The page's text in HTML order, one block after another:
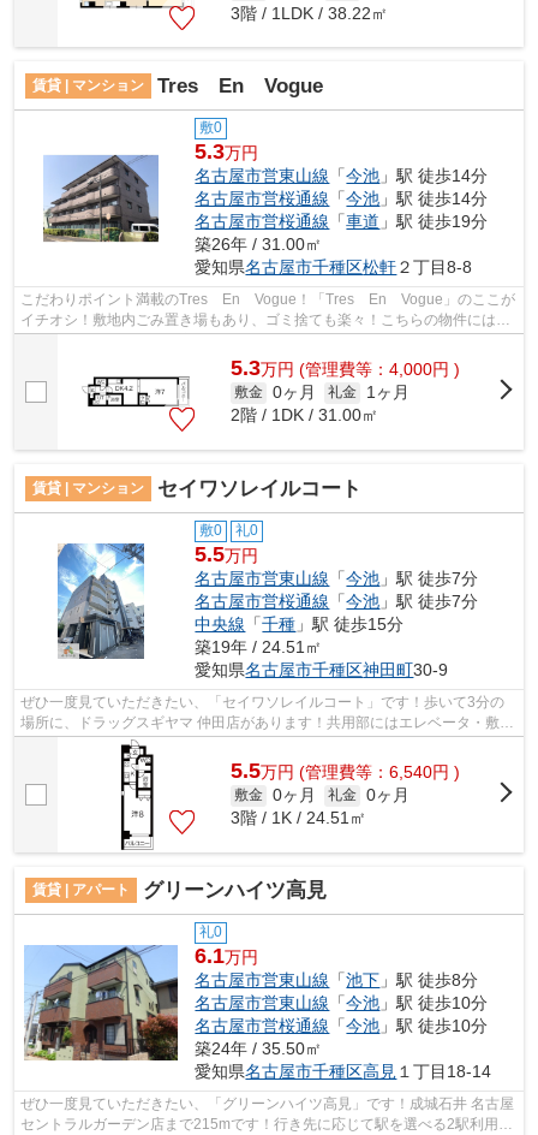
3階 / 1LDK / 38.22㎡
賃貸 | マンション Tres En Vogue
敷0
5.3万円
名古屋市営東山線 「今池 」駅 徒歩14分
名古屋市営桜通線 「今池 」駅 徒歩14分
名古屋市営桜通線 「車道 」駅 徒歩19分
築26年 / 31.00㎡
愛知県名古屋市千種区松軒２丁目8-8
こだわりポイント満載のTres En Vogue！「Tres En Vogue」のここが
イチオシ！敷地内ごみ置き場もあり、ゴミ捨ても楽々！こちらの物件には自
走式駐車場あり！名古屋市千種区エリア...
5.3万円 (管理費等：4,000円 )
敷金 0ヶ月 礼金
1ヶ月
2階 / 1DK / 31.00㎡
賃貸 | マンション セイワソレイルコート
敷0 礼0
5.5万円
名古屋市営東山線 「今池 」駅 徒歩7分
名古屋市営桜通線 「今池 」駅 徒歩7分
中央線 「千種 」駅 徒歩15分
築19年 / 24.51㎡
愛知県名古屋市千種区神田町30-9
ぜひ一度見ていただきたい、「セイワソレイルコート」です！歩いて3分の
場所に、ドラッグスギヤマ 仲田店があります！共用部にはエレベータ・敷地
内ごみ置き場などが備わっておりとて...
5.5万円 (管理費等：6,540円 )
敷金 0ヶ月 礼金 0ヶ月
3階 / 1K / 24.51㎡
賃貸 | アパート グリーンハイツ高見
礼0
6.1万円
名古屋市営東山線 「池下 」駅 徒歩8分
名古屋市営東山線 「今池 」駅 徒歩10分
名古屋市営桜通線 「今池 」駅 徒歩10分
築24年 / 35.50㎡
愛知県名古屋市千種区高見１丁目18-14
ぜひ一度見ていただきたい、「グリーンハイツ高見」です！成城石井 名古屋
セントラルガーデン店まで215mです！行き先に応じて駅を選べる2駅利用可